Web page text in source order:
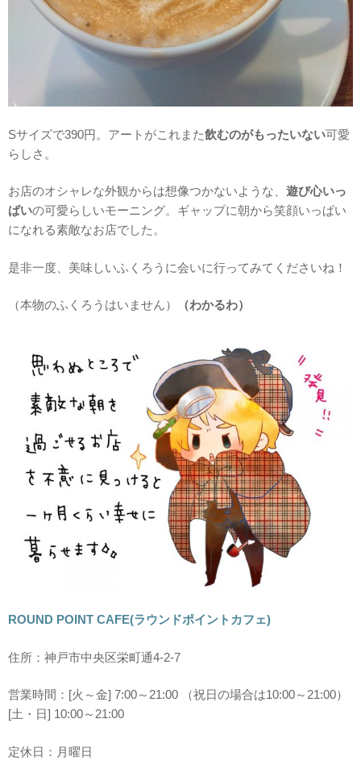
Sサイズで390円。アートがこれまた飲むのがもったいない可愛
らしさ。
お店のオシャレな外観からは想像つかないような、 遊び心いっ
ぱいの可愛らしいモーニング。ギャップに朝から笑顔いっぱい
になれる素敵なお店でした。
是非一度、美味しいふくろうに会いに行ってみてくださいね！
（本物のふくろうはいません） （わかるわ）
ROUND POINT CAFE(ラウンドポイントカフェ)
住所：神戸市中央区栄町通4-2-7
営業時間：[火～金] 7:00～21:00 （祝日の場合は10:00～21:00）
[土・日] 10:00～21:00
定休日：月曜日